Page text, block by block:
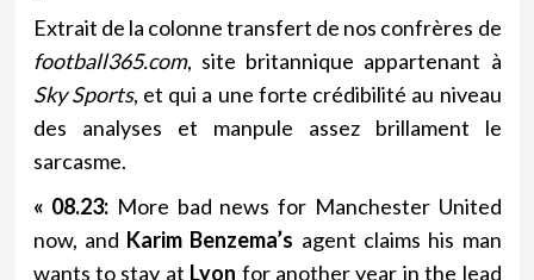
Extrait de la colonne transfert de nos confrères de
football365.com, site britannique appartenant à
Sky Sports, et qui a une forte crédibilité au niveau
des analyses et manpule assez brillament le
sarcasme.
« 08.23: More bad news for Manchester United
now, and Karim Benzema’s agent claims his man
wants to stay at Lyon for another year in the lead